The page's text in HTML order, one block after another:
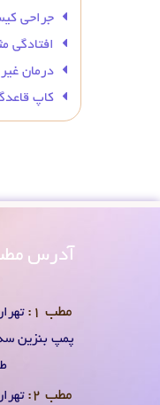
جراحی
افتادگی
درمان
کاپ
آدرس
مطب 1:
مطب 2: